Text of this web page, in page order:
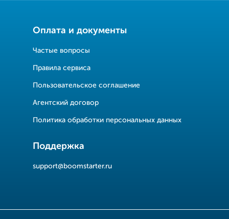
Оплата и документы
Частые вопросы
Правила сервиса
Пользовательское соглашение
Агентский договор
Политика обработки персональных данных
Поддержка
support@boomstarter.ru